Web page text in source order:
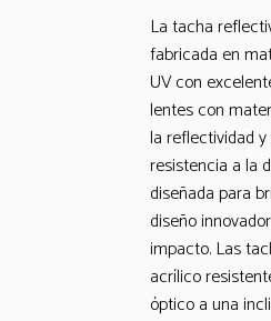
La tacha
fabricada en
UV con
lentes con
la reflectividad
resistencia a la
diseñada para
diseño
impacto. Las
acrílico
óptico a una